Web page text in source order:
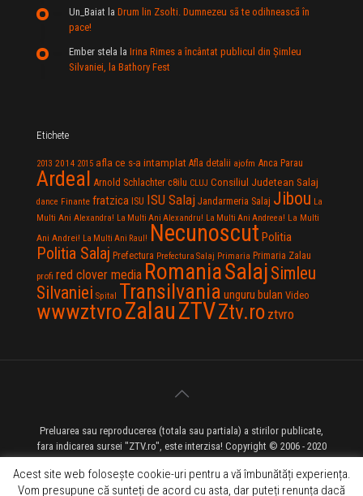
Un_Baiat la Drum lin Zsolti. Dumnezeu sã te odihneascã în
pace!
Ember stela la Irina Rimes a încântat publicul din Şimleu
Silvaniei, la Bathory Fest
Etichete
2013 2014 2015 afla ce s-a intamplat Afla detalii ajofm Anca Parau
Ardeal Arnold Schlachter c8ilu CLUJ Consiliul Judetean Salaj
dance Finante fratzica ISU ISU Salaj Jandarmeria Salaj Jibou La
Multi Ani Alexandra! La Multi Ani Alexandru! La Multi Ani Andreea! La Multi
Ani Andrei! La Multi Ani Raul! Necunoscut Politia
Politia Salaj Prefectura Prefectura Salaj Primaria Primaria Zalau
profi red clover media RomaniaSalaj Simleu
Silvaniei Spital Transilvania unguru bulan Video
wwwztvroZalauZTVZtv.ro ztvro
Preluarea sau reproducerea (totala sau partiala) a stirilor publicate,
fara indicarea sursei "ZTV.ro", este interzisa! Copyright © 2006 - 2020
Acest site web folosește cookie-uri pentru a vă îmbunătăți experiența.
Vom presupune că sunteți de acord cu asta, dar puteți renunța dacă